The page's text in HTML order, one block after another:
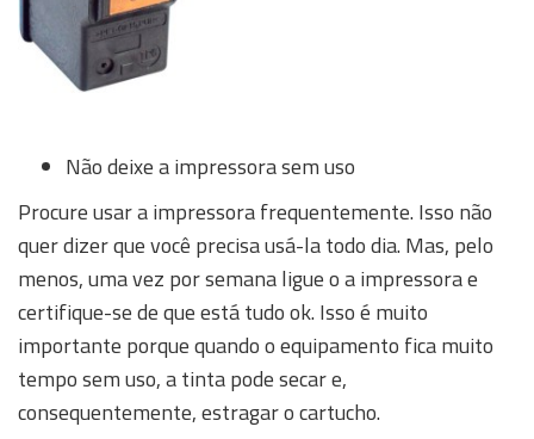
Não deixe a impressora sem uso
Procure usar a impressora frequentemente. Isso não
quer dizer que você precisa usá-la todo dia. Mas, pelo
menos, uma vez por semana ligue o a impressora e
certifique-se de que está tudo ok. Isso é muito
importante porque quando o equipamento fica muito
tempo sem uso, a tinta pode secar e,
consequentemente, estragar o cartucho.